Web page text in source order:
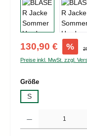
Verkaufspreis:
130,90 € %
Preise inkl. MwSt. zzgl.
Größeauswählen
S